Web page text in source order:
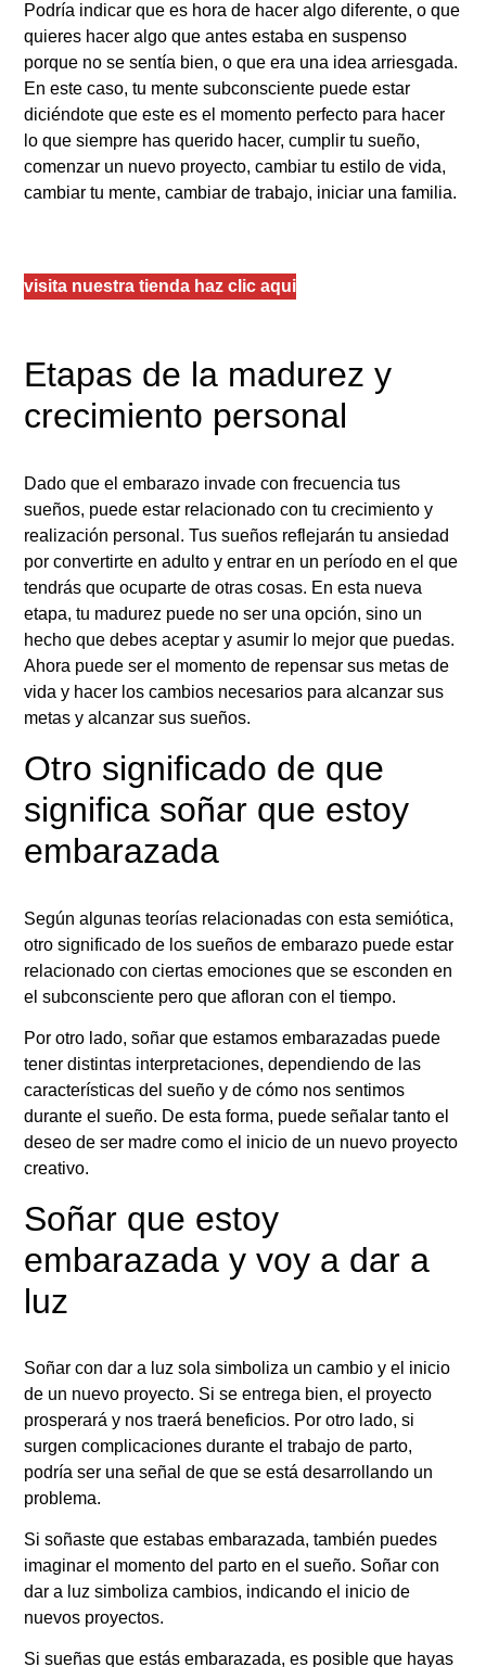
Podría indicar que es hora de hacer algo diferente, o que
quieres hacer algo que antes estaba en suspenso
porque no se sentía bien, o que era una idea arriesgada.
En este caso, tu mente subconsciente puede estar
diciéndote que este es el momento perfecto para hacer
lo que siempre has querido hacer, cumplir tu sueño,
comenzar un nuevo proyecto, cambiar tu estilo de vida,
cambiar tu mente, cambiar de trabajo, iniciar una familia.
visita nuestra tienda haz clic aqui
Etapas de la madurez y
crecimiento personal
Dado que el embarazo invade con frecuencia tus
sueños, puede estar relacionado con tu crecimiento y
realización personal. Tus sueños reflejarán tu ansiedad
por convertirte en adulto y entrar en un período en el que
tendrás que ocuparte de otras cosas. En esta nueva
etapa, tu madurez puede no ser una opción, sino un
hecho que debes aceptar y asumir lo mejor que puedas.
Ahora puede ser el momento de repensar sus metas de
vida y hacer los cambios necesarios para alcanzar sus
metas y alcanzar sus sueños.
Otro significado de que
significa soñar que estoy
embarazada
Según algunas teorías relacionadas con esta semiótica,
otro significado de los sueños de embarazo puede estar
relacionado con ciertas emociones que se esconden en
el subconsciente pero que afloran con el tiempo.
Por otro lado, soñar que estamos embarazadas puede
tener distintas interpretaciones, dependiendo de las
características del sueño y de cómo nos sentimos
durante el sueño. De esta forma, puede señalar tanto el
deseo de ser madre como el inicio de un nuevo proyecto
creativo.
Soñar que estoy
embarazada y voy a dar a
luz
Soñar con dar a luz sola simboliza un cambio y el inicio
de un nuevo proyecto. Si se entrega bien, el proyecto
prosperará y nos traerá beneficios. Por otro lado, si
surgen complicaciones durante el trabajo de parto,
podría ser una señal de que se está desarrollando un
problema.
Si soñaste que estabas embarazada, también puedes
imaginar el momento del parto en el sueño. Soñar con
dar a luz simboliza cambios, indicando el inicio de
nuevos proyectos.
Si sueñas que estás embarazada, es posible que hayas